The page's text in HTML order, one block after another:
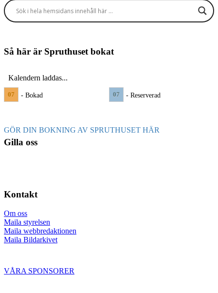
Så här är Spruthuset bokat
Kalendern laddas...
07 - Bokad 07 - Reserverad
GÖR DIN BOKNING AV SPRUTHUSET HÄR
Gilla oss
Kontakt
Om oss
Maila styrelsen
Maila webbredaktionen
Maila Bildarkivet
VÅRA SPONSORER